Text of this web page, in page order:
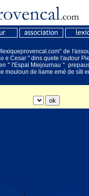
de
e Cesar " dins quete l'autour
" l'Espai Miejournau "
mouloun de liame emé de sìti